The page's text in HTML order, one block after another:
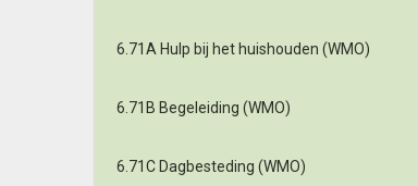
6.71A Hulp bij het huishouden (WMO)
6.71B Begeleiding (WMO)
6.71C Dagbesteding (WMO)